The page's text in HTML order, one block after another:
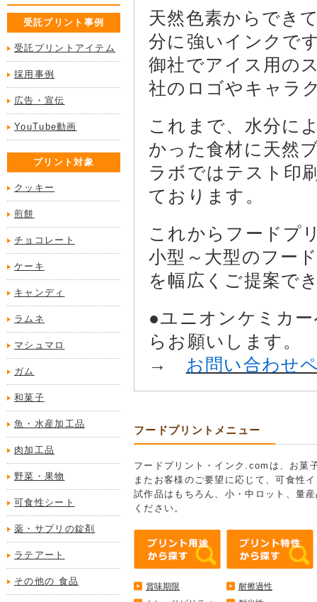
受託プリント事例
受託プリントアイテム
採用事例
広告・宣伝
YouTube動画
プリント対象
クッキー
煎餅
チョコレート
ケーキ
キャンディ
ラムネ
マシュマロ
ガム
和菓子
魚・水産加工品
肉加工品
野菜・果物
可食性シート
薬・サプリの錠剤
ラテアート
その他の 食品
天然色素からでき
分に強いインクで
御社でアイス用の
社のロゴやキャラ
これまで、水分に
かった食材に天然
ラボではテスト印
ております。
これからフードプ
小型～大型のフー
を幅広くご提案で
●ユニオンケミカ
らお願いします。
→ お問い合わせ
フードプリントメニュー
フードプリント・インク.comは、お菓
またお客様のご要望に応じて、可食性
試作品はもちろん、小・中ロット、量
ください。
賞味期限
耐擦過性